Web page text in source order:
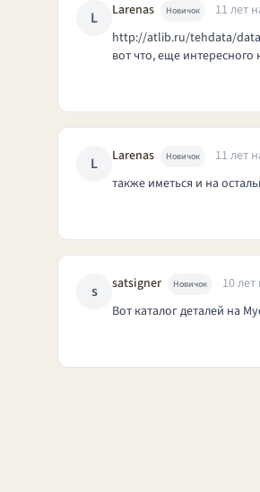
L Larenas Новичок
11 лет
http://atlib.ru/tehdata/
вот что, еще
L Larenas Новичок
11 лет
также иметься и на
s satsigner Новичок
10 лет
Вот каталог деталей на